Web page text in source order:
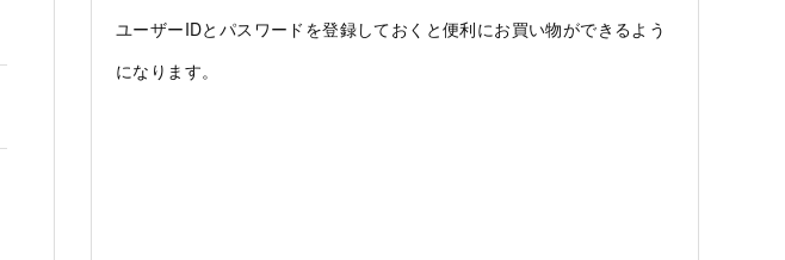
ユーザーIDとパスワードを登録しておくと便利にお買い物ができるよう
になります。